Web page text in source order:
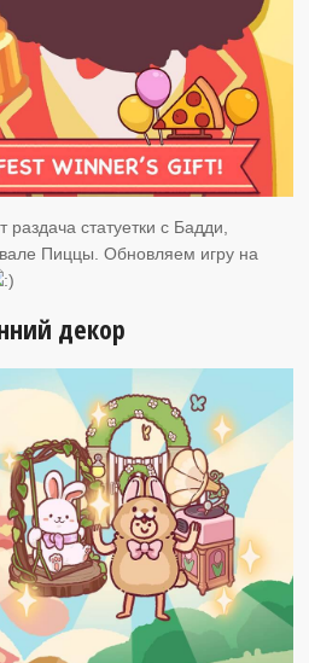
статуетки с Бадди,
Пиццы. Обновляем игру на
декор